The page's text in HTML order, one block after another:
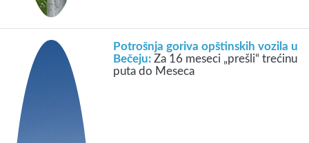
Potrošnja goriva opštinskih vozila u
Bečeju:Za 16 meseci „prešli“ trećinu
puta do Meseca